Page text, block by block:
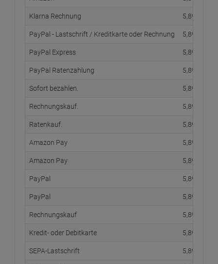
Klarna Rechnung 5, 89
PayPal - Lastschrift / Kreditkarte oder Rechnung 5, 89
PayPal Express 5, 89
PayPal Ratenzahlung 5, 89
Sofort bezahlen. 5, 89
Rechnungskauf. 5, 89
Ratenkauf. 5, 89
Amazon Pay 5, 89
Amazon Pay 5, 89
PayPal 5, 89
PayPal 5, 89
Rechnungskauf 5, 89
Kredit- oder Debitkarte 5, 89
SEPA-Lastschrift 5, 89